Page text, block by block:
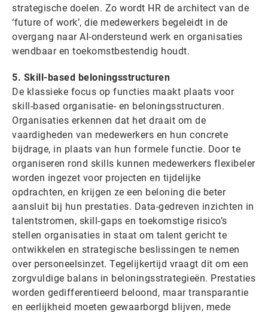
strategische doelen. Zo wordt HR de architect van de
‘future of work’, die medewerkers begeleidt in de
overgang naar AI-ondersteund werk en organisaties
wendbaar en toekomstbestendig houdt.
5. Skill-based beloningsstructuren
De klassieke focus op functies maakt plaats voor
skill-based organisatie- en beloningsstructuren.
Organisaties erkennen dat het draait om de
vaardigheden van medewerkers en hun concrete
bijdrage, in plaats van hun formele functie. Door te
organiseren rond skills kunnen medewerkers flexibeler
worden ingezet voor projecten en tijdelijke
opdrachten, en krijgen ze een beloning die beter
aansluit bij hun prestaties. Data-gedreven inzichten in
talentstromen, skill-gaps en toekomstige risico’s
stellen organisaties in staat om talent gericht te
ontwikkelen en strategische beslissingen te nemen
over personeelsinzet. Tegelijkertijd vraagt dit om een
zorgvuldige balans in beloningsstrategieën. Prestaties
worden gedifferentieerd beloond, maar transparantie
en eerlijkheid moeten gewaarborgd blijven, mede